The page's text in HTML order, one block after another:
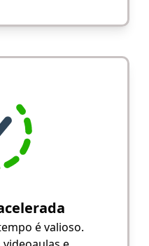
é valioso.